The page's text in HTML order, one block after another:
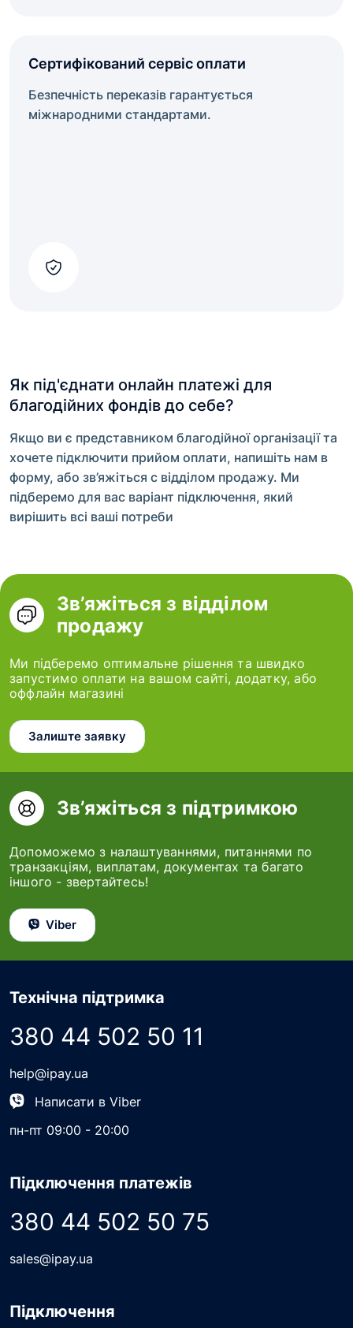
Сертифікований сервіс оплати
Безпечність переказів гарантується
міжнародними стандартами.
Як під'єднати онлайн платежі для
благодійних фондів до себе?
Якщо ви є представником благодійної організації та
хочете підключити прийом оплати, напишіть нам в
форму, або зв’яжіться с відділом продажу. Ми
підберемо для вас варіант підключення, який
вирішить всі ваші потреби
Зв’яжіться з відділом
продажу
Ми підберемо оптимальне рішення та швидко
запустимо оплати на вашом сайті, додатку, або
оффлайн магазині
Залиште заявку
Зв’яжіться з підтримкою
Допоможемо з налаштуваннями, питаннями по
транзакціям, виплатам, документах та багато
іншого - звертайтесь!
Viber
Технічна підтримка
380 44 502 50 11
help@ipay.ua
Написати в Viber
пн-пт 09:00 - 20:00
Підключення платежів
380 44 502 50 75
sales@ipay.ua
Підключення